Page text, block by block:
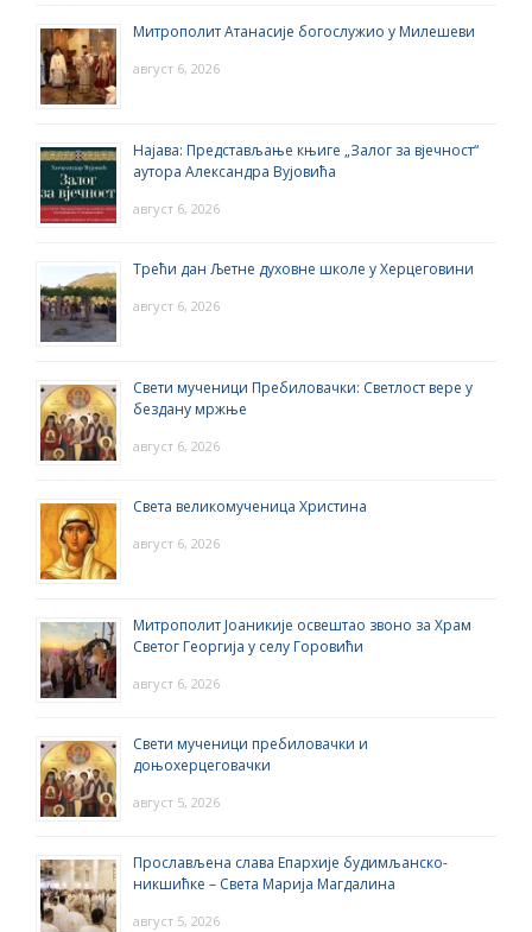
Митрополит Атанасије богослужио у Милешеви
август 6, 2026
Најава: Представљање књиге „Залог за вјечност“
аутора Александра Вујовића
август 6, 2026
Трећи дан Љетне духовне школе у Херцеговини
август 6, 2026
Свети мученици Пребиловачки: Светлост вере у
бездану мржње
август 6, 2026
Света великомученица Христина
август 6, 2026
Митрополит Јоаникије освештао звоно за Храм
Светог Георгија у селу Горовићи
август 6, 2026
Свети мученици пребиловачки и
доњохерцеговачки
август 5, 2026
Прослављена слава Епархије будимљанско-
никшићке – Света Марија Магдалина
август 5, 2026